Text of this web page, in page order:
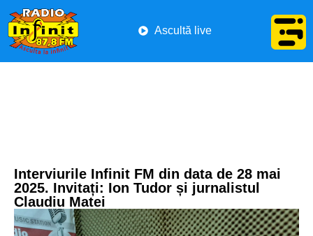
Ascultă live
Interviurile Infinit FM din data de 28 mai
2025. Invitați: Ion Tudor și jurnalistul
Claudiu Matei